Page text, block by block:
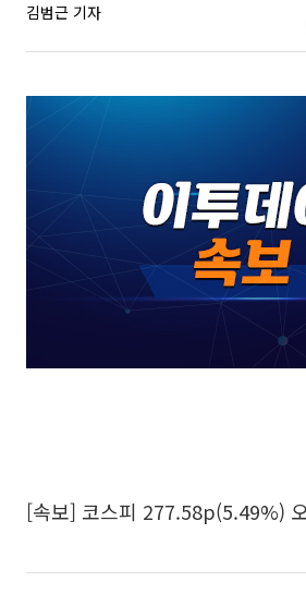
김범근 기자
[속보] 코스피 277.58p(5.49%)